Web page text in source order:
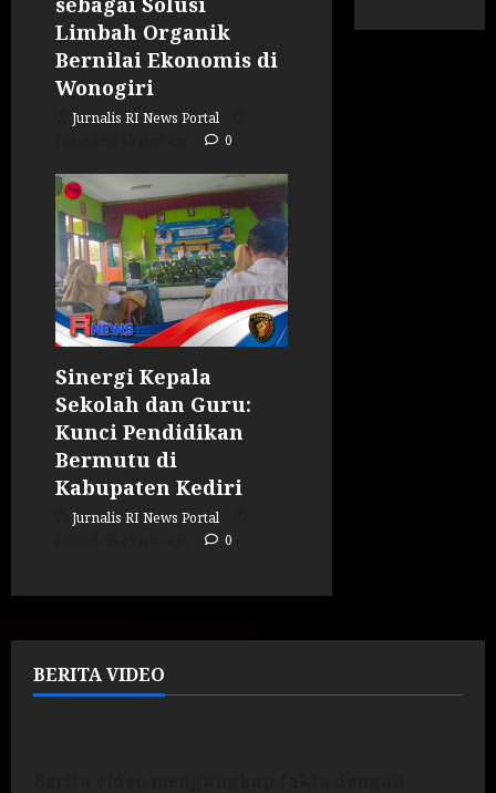
Limbah Organik
Bernilai Ekonomis di
Wonogiri
Jurnalis RI News Portal
0
Sinergi Kepala
Sekolah dan Guru:
Kunci Pendidikan
Bermutu di
Kabupaten Kediri
Jurnalis RI News Portal
0
BERITA VIDEO